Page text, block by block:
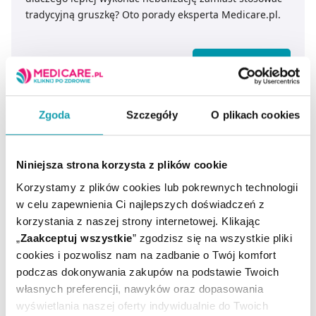
Zgoda Szczegóły O plikach cookies
Niniejsza strona korzysta z plików cookie
Korzystamy z plików cookies lub pokrewnych technologii
w celu zapewnienia Ci najlepszych doświadczeń z
korzystania z naszej strony internetowej. Klikając
„Zaakceptuj wszystkie” zgodzisz się na wszystkie pliki
cookies i pozwolisz nam na zadbanie o Twój komfort
podczas dokonywania zakupów na podstawie Twoich
własnych preferencji, nawyków oraz dopasowania
wyświetlania naszej oferty indywidualnie do Twoich
tradycyjną gruszkę? Oto porady eksperta Medicare.pl.
Zimowe kontuzje: jak im zaradzić
Na śniegu często dochodzi do złamań, zwichnięć i